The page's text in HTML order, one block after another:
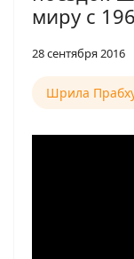
миру с
28 сентября 2016
Шрила